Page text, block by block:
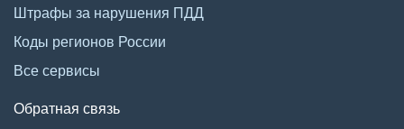
Штрафы за нарушения ПДД
Коды регионов России
Все сервисы
Обратная связь